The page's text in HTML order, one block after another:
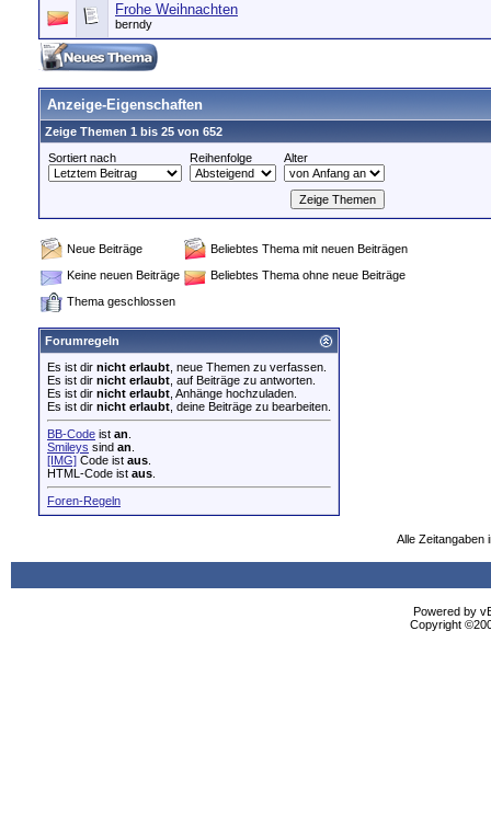
Frohe Weihnachten
berndy
Anzeige-Eigenschaften
Zeige Themen 1 bis 25 von 652
Sortiert nach
Reihenfolge Alter
Neue Beiträge
Beliebtes Thema mit neuen Beiträgen
Keine neuen Beiträge
Beliebtes Thema ohne neue Beiträge
Thema geschlossen
Forumregeln
Es ist dir nicht erlaubt , neue Themen zu verfassen.
Es ist dir nicht erlaubt , auf Beiträge zu antworten.
Es ist dir nicht erlaubt , Anhänge hochzuladen.
Es ist dir nicht erlaubt , deine Beiträge zu bearbeiten.
BB-Code ist an
Smileys sind an
[IMG] Code ist aus
HTML-Code ist aus
Foren-Regeln
Alle Zeitangaben
Powered by
Copyright